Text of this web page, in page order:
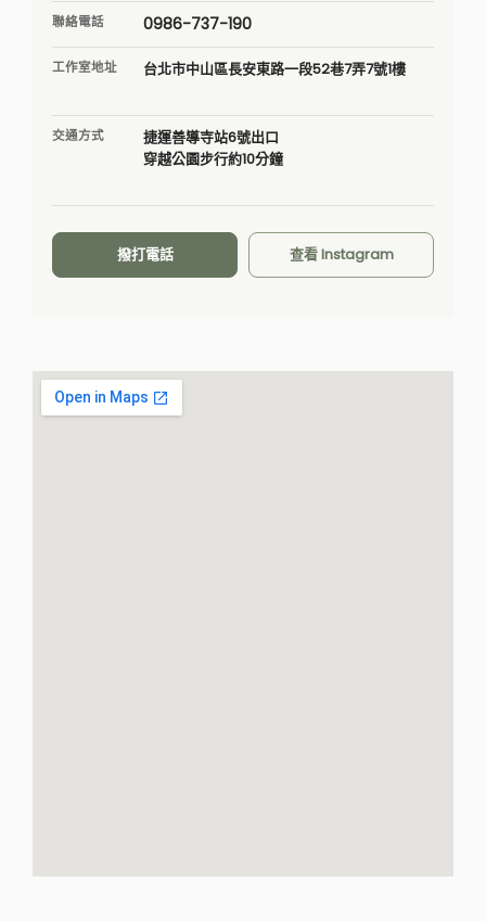
聯絡電話 0986-737-190
工作室地址 台北市中山區長安東路一段52巷7弄7號1樓
交通方式
捷運善導寺站6號出口
穿越公園步行約10分鐘
撥打電話 查看 Instagram